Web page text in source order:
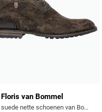
Floris van Bommel
suede nette schoenen van Bommel groen print